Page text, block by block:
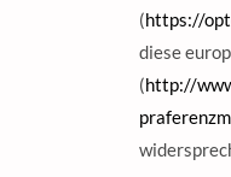
(https://
diese
(http://